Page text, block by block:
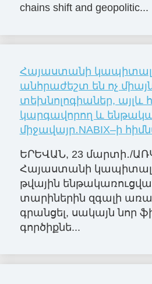
chains shift and geopolitic...
Հայաստանի կապիտալի
անհրաժեշտ են ոչ
տեխնոլոգիաներ, այլև
կարգավորող և
միջավայր․NABIX–ի
ԵՐԵՎԱՆ, 23 մարտի․/
Հայաստանի կապիտալի
թվային
տարիներին զգալի
գրանցել, սակայն նոր
գործիքնե...